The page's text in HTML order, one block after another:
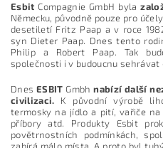
Esbit Compagnie GmbH byla
Německu, původně pouze pro
desetiletí Fritz Paap a v roce
syn Dieter Paap. Dnes tento
Philip a Robert Paap. Tak
společnosti i v budoucnu sehrávat
DnesESBIT Gmbhnabízí další
civilizaci. K původní výrobě
termosky na jídlo a pití, vařiče
příbory atd. Produkty Esbit
povětrnostních podmínkách,